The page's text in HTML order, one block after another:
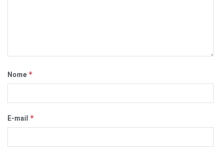
Nome *
E-mail *